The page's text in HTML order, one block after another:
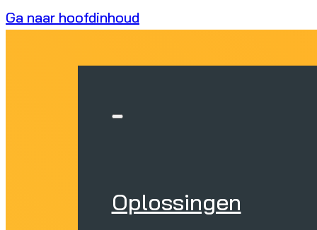
Ga naar hoofdinhoud
Oplossingen